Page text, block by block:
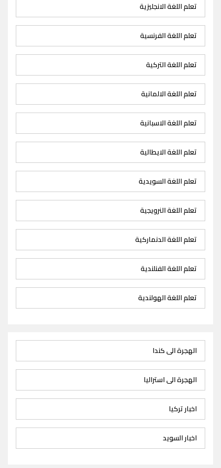
تعلم اللغة الانجليزية
تعلم اللغة الفرنسية
تعلم اللغة التركية
تعلم اللغة الالمانية
تعلم اللغة الاسبانية
تعلم اللغة الايطالية
تعلم اللغة السويدية
تعلم اللغة النرويجية
تعلم اللغة الدنماركية
تعلم اللغة الفنلندية
تعلم اللغة الهولندية
الهجرة الى كندا
الهجرة الى استراليا
اخبار تركيا
اخبار السويد